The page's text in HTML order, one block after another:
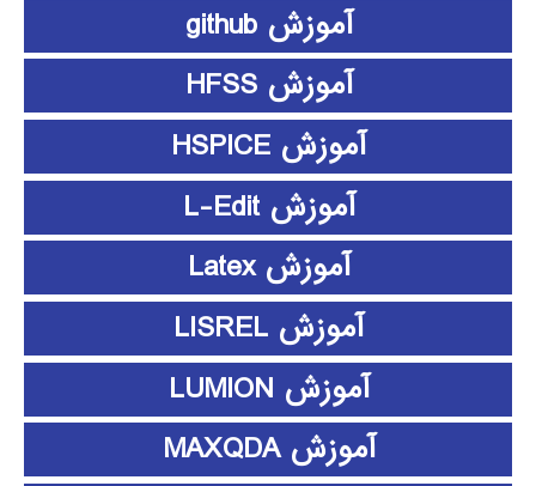
آموزش github
آموزش HFSS
آموزش HSPICE
آموزش L-Edit
آموزش Latex
آموزش LISREL
آموزش LUMION
آموزش MAXQDA